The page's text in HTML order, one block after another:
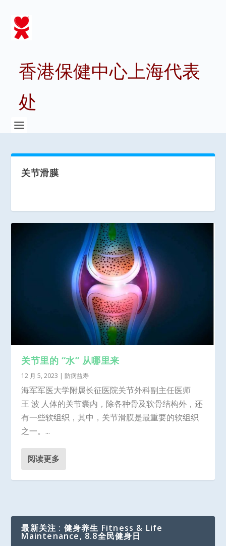
香港保健中心上海代表
处
关节滑膜
关节里的 “水” 从哪里来
12 月 5, 2023 |防病益寿
海军军医大学附属长征医院关节外科副主任医师
王 波 人体的关节囊内，除各种骨及软骨结构外，还
有一些软组织，其中，关节滑膜是最重要的软组织
之一。...
阅读更多
最新关注 : 健身养生 Fitness & Life
Maintenance, 8.8全民健身日